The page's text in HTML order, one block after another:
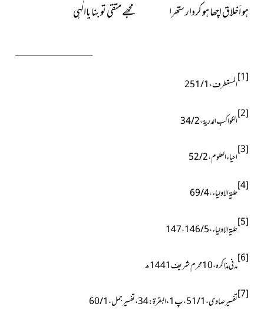
ہو اَخلاق اچھا ہو کردار ستھرا مجھے متقی تو بنا یاالٰہی
[1] المستطرف ، 1 / 251
[2] الکواکب الدریۃ ، 2 / 34
[3] احیاء العلوم ، 2 / 52
[4] حلیۃ الاولیاء ، 4 / 69
[5] حلیۃ الاولیاء ، 5 / 146 ، 147
[6] مدنی مذاکرہ ، 10محرم شریف 1441ھ
[7] تفسیر صاوی ، 1 / 51 ، پ1 ، البقرۃ : 34 ، تفسیر جمل ، 1 / 60